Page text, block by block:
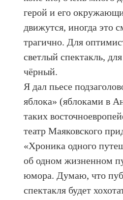
герой и его
движутся, иногда это
трагично. Для
светлый спектакль,
чёрный.
Я дал пьесе
яблока» (яблоками в
таких
театр Маяковского
«Хроника одного
об одном жизненном
юмора. Думаю, что
спектакля будет